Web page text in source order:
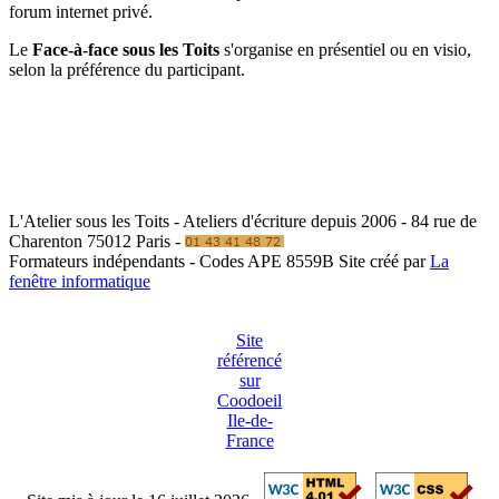
forum internet privé.
Le Face-à-face sous les Toits s'organise en présentiel ou en visio,
selon la préférence du participant.
L'Atelier sous les Toits - Ateliers d'écriture depuis 2006 - 84 rue de
Charenton 75012 Paris -
Formateurs indépendants - Codes APE 8559B Site créé parLa
fenêtre informatique
Site
référencé
sur
Coodoeil
Ile-de-
France